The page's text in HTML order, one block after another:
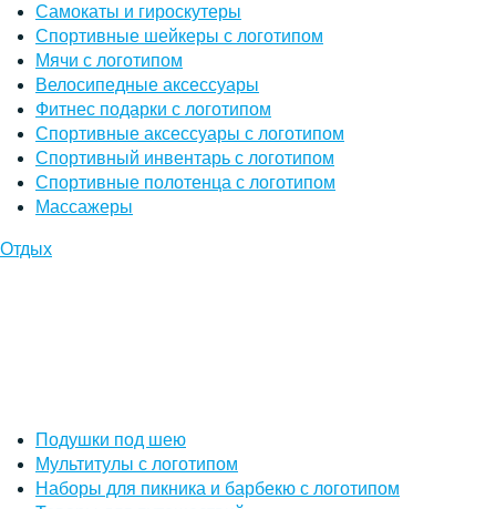
Самокаты и гироскутеры
Спортивные шейкеры с логотипом
Мячи с логотипом
Велосипедные аксессуары
Фитнес подарки с логотипом
Спортивные аксессуары с логотипом
Спортивный инвентарь с логотипом
Спортивные полотенца с логотипом
Массажеры
Отдых
Подушки под шею
Мультитулы с логотипом
Наборы для пикника и барбекю с логотипом